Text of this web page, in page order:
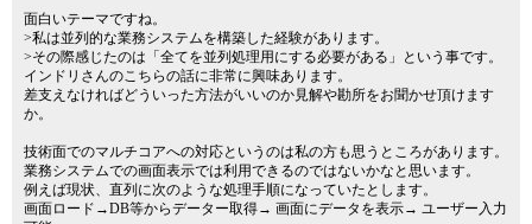
面白いテーマですね。
>私は並列的な業務システムを構築した経験があります。
>その際感じたのは「全てを並列処理用にする必要がある」という事です。
インドリさんのこちらの話に非常に興味あります。
差支えなければどういった方法がいいのか見解や勘所をお聞かせ頂けます
か。
技術面でのマルチコアへの対応というのは私の方も思うところがあります。
業務システムでの画面表示では利用できるのではないかなと思います。
例えば現状、直列に次のような処理手順になっていたとします。
画面ロード→DB等からデーター取得→ 画面にデータを表示→ ユーザー入力